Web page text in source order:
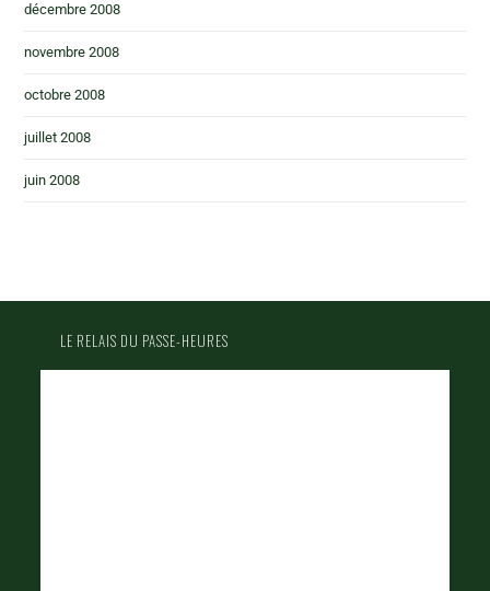
décembre 2008
novembre 2008
octobre 2008
juillet 2008
juin 2008
LE RELAIS DU PASSE-HEURES